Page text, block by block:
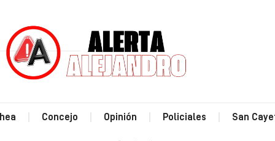
Concejo Opinión Policiales San